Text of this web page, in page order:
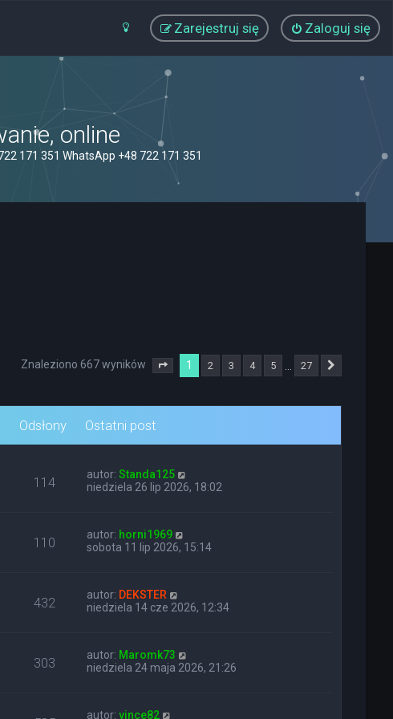
Zaloguj się
Zarejestruj się
online
171 351 WhatsApp +48 722 171 351
Znaleziono 667 wyników Strona 1z 27
1 2 3 4 5 27
Odsłony Ostatni post
114 autor:Standa125
niedziela 26 lip 2026, 18:02
110 autor: horni1969
sobota 11 lip 2026, 15:14
432 autor: DEKSTER
niedziela 14 cze 2026, 12:34
303 autor: Maromk73
niedziela 24 maja 2026, 21:26
autor:vince82